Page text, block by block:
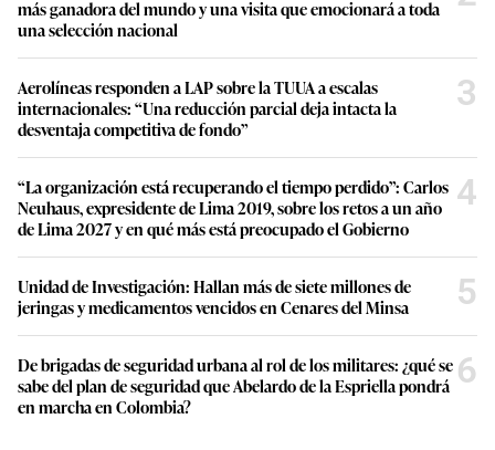
más ganadora del mundo y una visita que emocionará a toda
una selección nacional
Aerolíneas responden a LAP sobre la TUUA a escalas
internacionales: “Una reducción parcial deja intacta la
desventaja competitiva de fondo”
3
“La organización está recuperando el tiempo perdido”: Carlos
Neuhaus, expresidente de Lima 2019, sobre los retos a un año
de Lima 2027 y en qué más está preocupado el Gobierno
4
Unidad de Investigación: Hallan más de siete millones de
jeringas y medicamentos vencidos en Cenares del Minsa
5
De brigadas de seguridad urbana al rol de los militares: ¿qué se
sabe del plan de seguridad que Abelardo de la Espriella pondrá
en marcha en Colombia?
6